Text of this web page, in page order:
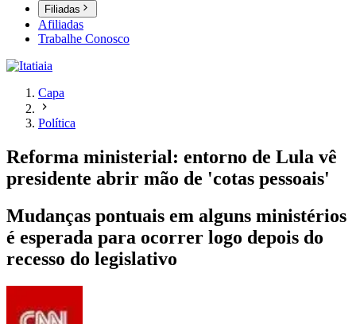
Filiadas
Afiliadas
Trabalhe Conosco
Capa
Política
Reforma ministerial: entorno de Lula vê
presidente abrir mão de 'cotas pessoais'
Mudanças pontuais em alguns ministérios
é esperada para ocorrer logo depois do
recesso do legislativo